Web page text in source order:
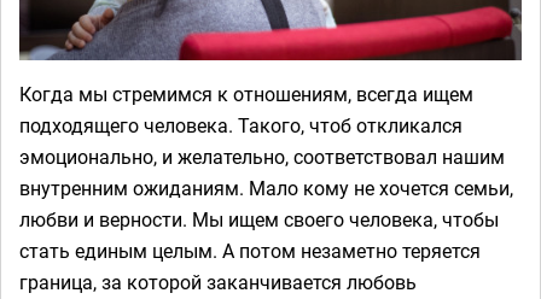
Когда мы стремимся к отношениям, всегда ищем
подходящего человека. Такого, чтоб откликался
эмоционально, и желательно, соответствовал нашим
внутренним ожиданиям. Мало кому не хочется семьи,
любви и верности. Мы ищем своего человека, чтобы
стать единым целым. А потом незаметно теряется
граница, за которой заканчивается любовь